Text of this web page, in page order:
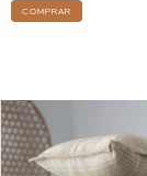
COMPRAR